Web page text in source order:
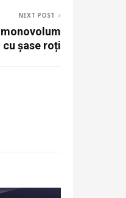
NEXT POST
cu șase roți